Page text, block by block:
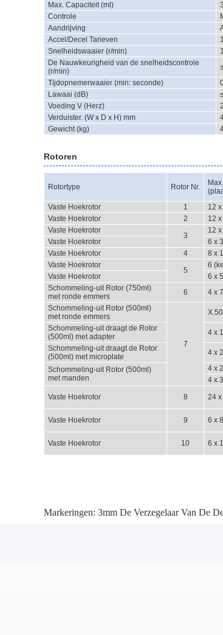
Max. Capaciteit (ml)
Controle
Aandrijving
Accel/Decel Tarieven
Snelheidswaaier (r/min)
De Nauwkeurigheid van de snelheidscontrole
(r/min)
Tijdopnemerwaaier (min: seconde)
Lawaai (dB)
Voeding V (Herz)
Verduister. (W x D x H) mm
Gewicht (kg)
Rotoren
Rotortype Rotor Nr.
Vaste Hoekrotor
1 12
Vaste Hoekrotor
2 12 x
Vaste Hoekrotor
3
12
Vaste Hoekrotor
6 x
Vaste Hoekrotor
4 8 x
Vaste Hoekrotor
5
6
Vaste Hoekrotor
6 x
Schommeling-uit Rotor (750ml)
met ronde emmers
6 4 x
Schommeling-uit Rotor (500ml)
met ronde emmers
7
Schommeling-uit draagt de Rotor
(500ml) met adapter
4 x
Schommeling-uit draagt de Rotor
(500ml) met microplate
4 x
Schommeling-uit Rotor (500ml)
met manden
4 x
4 x
Vaste Hoekrotor
8 24 x
Vaste Hoekrotor 9 6 x
Vaste Hoekrotor 10 6 x
Markeringen: 3mm De Verzegelaar Van De